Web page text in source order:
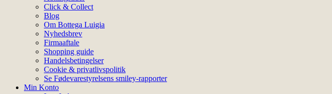
Click & Collect
Blog
Om Bottega Luigia
Nyhedsbrev
Firmaaftale
Shopping guide
Handelsbetingelser
Cookie & privatlivspolitik
Se Fødevarestyrelsens smiley-rapporter
Min Konto